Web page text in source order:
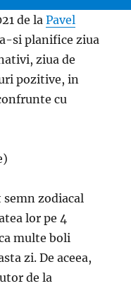
de laPavel
si planifice ziua
ziua de
pozitive, in
cu
semn zodiacal
lor pe 4
multe boli
zi. De aceea,
de la